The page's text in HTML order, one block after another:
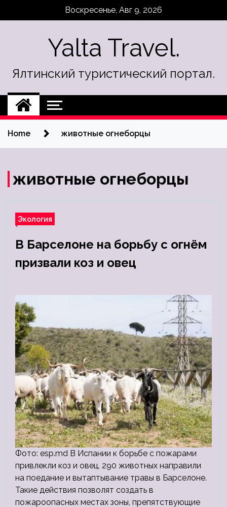
Воскресенье, Авг 9, 2026
Yalta Travel.
Ялтинский туристический портал.
Home животные огнеборцы
животные огнеборцы
Экология
В Барселоне на борьбу с огнём
призвали коз и овец
Фото: esp.md В Испании к борьбе с пожарами
привлекли коз и овец. 290 животных направили
на поедание и вытаптывание травы в Барселоне.
Такие действия позволят создать в
пожароопасных местах зоны, препятствующие